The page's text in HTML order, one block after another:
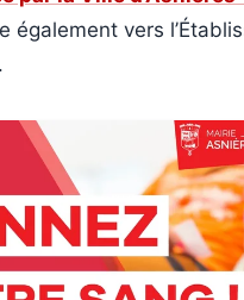
également vers